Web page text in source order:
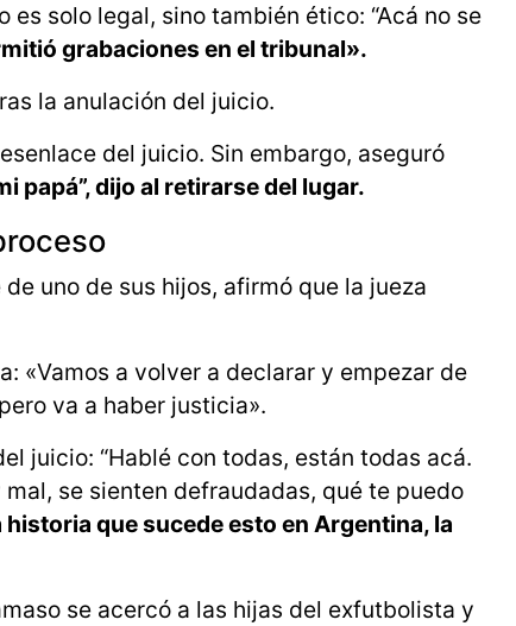
solo legal, sino también ético: “Acá no se
grabaciones en el tribunal».
la anulación del juicio.
del juicio. Sin embargo, aseguró
papá”, dijo al retirarse del lugar.
uno de sus hijos, afirmó que la jueza
«Vamos a volver a declarar y empezar de
va a haber justicia».
juicio: “Hablé con todas, están todas acá.
se sienten defraudadas, qué te puedo
historia que sucede esto en Argentina, la
se acercó a las hijas del exfutbolista y